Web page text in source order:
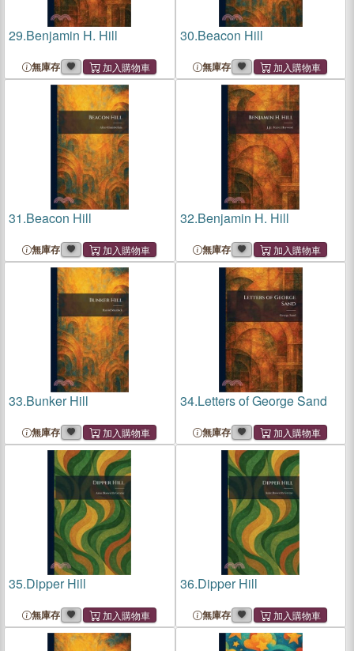
29.Benjamin H. Hill
無庫存
30.Beacon Hill
無庫存
31.Beacon Hill
無庫存
32.Benjamin H. Hill
無庫存
33.Bunker Hill
無庫存
34.Letters of George Sand
無庫存
35.Dipper Hill
無庫存
36.Dipper Hill
無庫存